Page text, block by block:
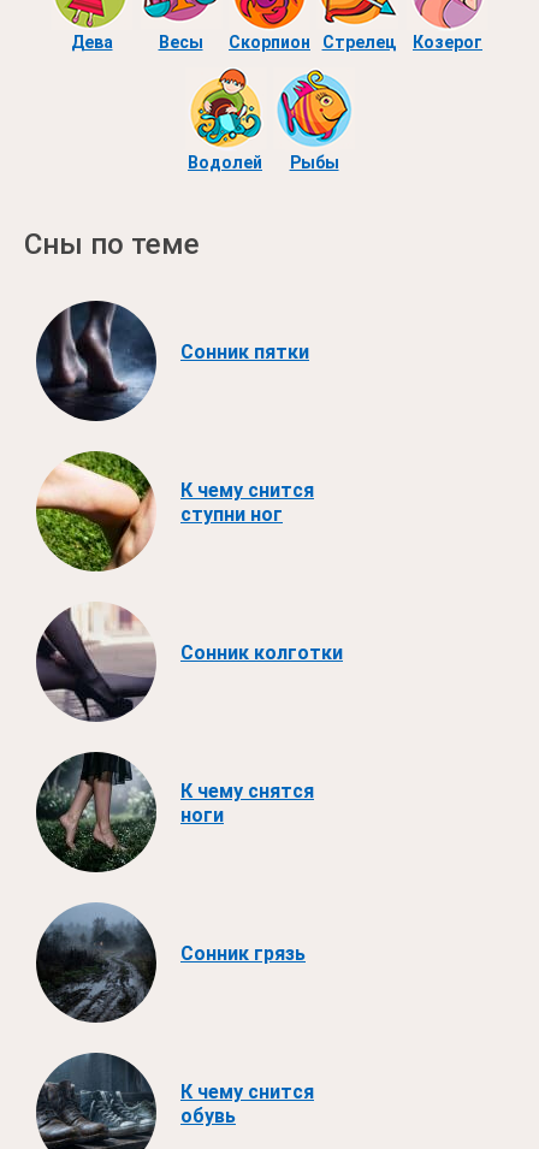
Дева Весы Скорпион Стрелец Козерог
Водолей Рыбы
Сны по теме
Сонник пятки
К чему снится
ступни ног
Сонник колготки
К чему снятся
ноги
Сонник грязь
К чему снится
обувь